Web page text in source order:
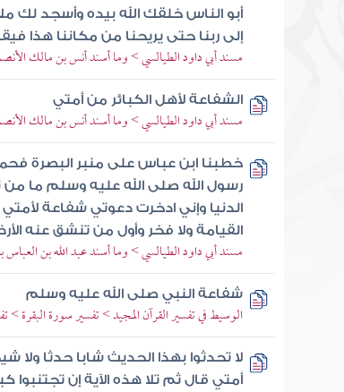
أبو الناس خلقك الله بيده وأسجد لك
إلى ربنا حتى يريحنا من مكاننا هذا
مسند أبي داود الطيالسي > وما أسند أنس بن مالك
الشفاعة لأهل الكبائر من أمتي
مسند أبي داود الطيالسي > وما أسند أنس بن مالك
خطبنا ابن عباس على منبر البصرة
رسول الله صلى الله عليه وسلم ما
الدنيا وإني ادخرت دعوتي شفاعة
القيامة ولا فخر وأول من تنشق عنه
مسند أبي داود الطيالسي > وما أسند عبد الله بن
شفاعة النبي صلى الله عليه وسلم
الوسيط في تفسير القرآن المجيد > تفسير سورة البقرة >
لا تحدثوا بهذا الحديث شابا حدثا ولا
أمتي قال ثم تلا هذه الآية إن